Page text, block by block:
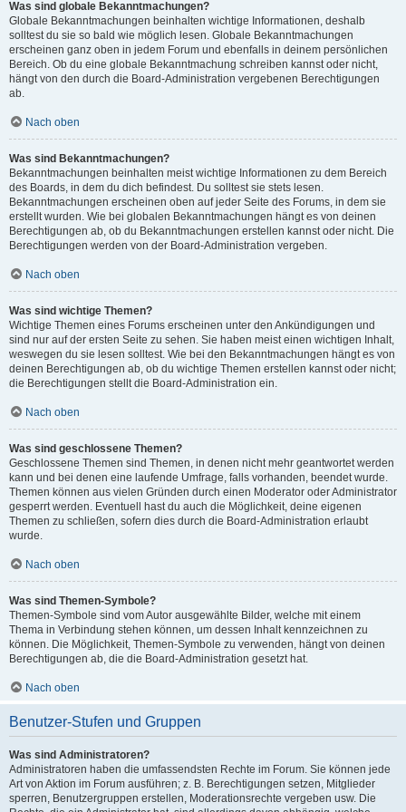
Was sind globale Bekanntmachungen?
Globale Bekanntmachungen beinhalten wichtige Informationen, deshalb
solltest du sie so bald wie möglich lesen. Globale Bekanntmachungen
erscheinen ganz oben in jedem Forum und ebenfalls in deinem persönlichen
Bereich. Ob du eine globale Bekanntmachung schreiben kannst oder nicht,
hängt von den durch die Board-Administration vergebenen Berechtigungen
ab.
Nach oben
Was sind Bekanntmachungen?
Bekanntmachungen beinhalten meist wichtige Informationen zu dem Bereich
des Boards, in dem du dich befindest. Du solltest sie stets lesen.
Bekanntmachungen erscheinen oben auf jeder Seite des Forums, in dem sie
erstellt wurden. Wie bei globalen Bekanntmachungen hängt es von deinen
Berechtigungen ab, ob du Bekanntmachungen erstellen kannst oder nicht. Die
Berechtigungen werden von der Board-Administration vergeben.
Nach oben
Was sind wichtige Themen?
Wichtige Themen eines Forums erscheinen unter den Ankündigungen und
sind nur auf der ersten Seite zu sehen. Sie haben meist einen wichtigen Inhalt,
weswegen du sie lesen solltest. Wie bei den Bekanntmachungen hängt es von
deinen Berechtigungen ab, ob du wichtige Themen erstellen kannst oder nicht;
die Berechtigungen stellt die Board-Administration ein.
Nach oben
Was sind geschlossene Themen?
Geschlossene Themen sind Themen, in denen nicht mehr geantwortet werden
kann und bei denen eine laufende Umfrage, falls vorhanden, beendet wurde.
Themen können aus vielen Gründen durch einen Moderator oder Administrator
gesperrt werden. Eventuell hast du auch die Möglichkeit, deine eigenen
Themen zu schließen, sofern dies durch die Board-Administration erlaubt
wurde.
Nach oben
Was sind Themen-Symbole?
Themen-Symbole sind vom Autor ausgewählte Bilder, welche mit einem
Thema in Verbindung stehen können, um dessen Inhalt kennzeichnen zu
können. Die Möglichkeit, Themen-Symbole zu verwenden, hängt von deinen
Berechtigungen ab, die die Board-Administration gesetzt hat.
Nach oben
Benutzer-Stufen und Gruppen
Was sind Administratoren?
Administratoren haben die umfassendsten Rechte im Forum. Sie können jede
Art von Aktion im Forum ausführen; z. B. Berechtigungen setzen, Mitglieder
sperren, Benutzergruppen erstellen, Moderationsrechte vergeben usw. Die